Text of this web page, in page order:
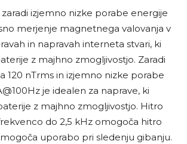
izjemno nizke porabe energije
merjenje magnetnega valovanja v
in napravah interneta stvari, ki
z majhno zmogljivostjo. Zaradi
120 nTrms in izjemno nizke porabe
je idealen za naprave, ki
z majhno zmogljivostjo. Hitro
do 2,5 kHz omogoča hitro
uporabo pri sledenju gibanju.